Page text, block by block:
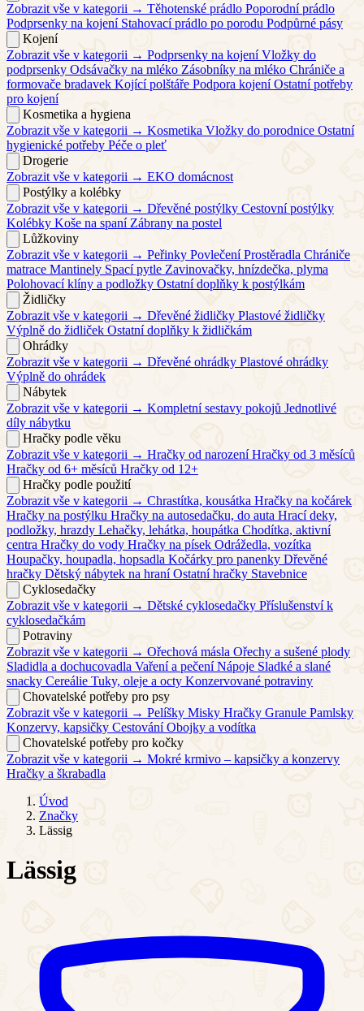
Zobrazit vše v kategorii → Těhotenské prádlo Poporodní prádlo
Podprsenky na kojení Stahovací prádlo po porodu Podpůrné pásy
Kojení
Zobrazit vše v kategorii → Podprsenky na kojení Vložky do
podprsenky Odsávačky na mléko Zásobníky na mléko Chrániče a
formovače bradavek Kojící polštáře Podpora kojení Ostatní potřeby
pro kojení
Kosmetika a hygiena
Zobrazit vše v kategorii → Kosmetika Vložky do porodnice Ostatní
hygienické potřeby Péče o pleť
Drogerie
Zobrazit vše v kategorii → EKO domácnost
Postýlky a kolébky
Zobrazit vše v kategorii → Dřevěné postýlky Cestovní postýlky
Kolébky Koše na spaní Zábrany na postel
Lůžkoviny
Zobrazit vše v kategorii → Peřinky Povlečení Prostěradla Chrániče
matrace Mantinely Spací pytle Zavinovačky, hnízdečka, plyma
Polohovací klíny a podložky Ostatní doplňky k postýlkám
Židličky
Zobrazit vše v kategorii → Dřevěné židličky Plastové židličky
Výplně do židliček Ostatní doplňky k židličkám
Ohrádky
Zobrazit vše v kategorii → Dřevěné ohrádky Plastové ohrádky
Výplně do ohrádek
Nábytek
Zobrazit vše v kategorii → Kompletní sestavy pokojů Jednotlivé
díly nábytku
Hračky podle věku
Zobrazit vše v kategorii → Hračky od narození Hračky od 3 měsíců
Hračky od 6+ měsíců Hračky od 12+
Hračky podle použití
Zobrazit vše v kategorii → Chrastítka, kousátka Hračky na kočárek
Hračky na postýlku Hračky na autosedačku, do auta Hrací deky,
podložky, hrazdy Lehačky, lehátka, houpátka Chodítka, aktivní
centra Hračky do vody Hračky na písek Odrážedla, vozítka
Houpačky, houpadla, hopsadla Kočárky pro panenky Dřevěné
hračky Dětský nábytek na hraní Ostatní hračky Stavebnice
Cyklosedačky
Zobrazit vše v kategorii → Dětské cyklosedačky Příslušenství k
cyklosedačkám
Potraviny
Zobrazit vše v kategorii → Ořechová másla Ořechy a sušené plody
Sladidla a dochucovadla Vaření a pečení Nápoje Sladké a slané
snacky Cereálie Tuky, oleje a octy Konzervované potraviny
Chovatelské potřeby pro psy
Zobrazit vše v kategorii → Pelíšky Misky Hračky Granule Pamlsky
Konzervy, kapsičky Cestování Obojky a vodítka
Chovatelské potřeby pro kočky
Zobrazit vše v kategorii → Mokré krmivo – kapsičky a konzervy
Hračky a škrabadla
Úvod
Značky
Lässig
Lässig